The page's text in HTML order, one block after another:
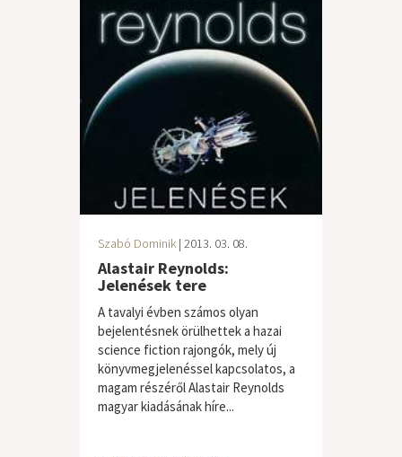
Szabó Dominik | 2013. 03. 08.
Alastair Reynolds:
Jelenések tere
A tavalyi évben számos olyan
bejelentésnek örülhettek a hazai
science fiction rajongók, mely új
könyvmegjelenéssel kapcsolatos, a
magam részéről Alastair Reynolds
magyar kiadásának híre...